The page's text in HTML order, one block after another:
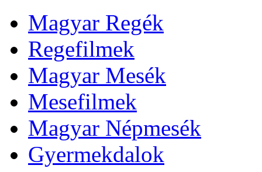
Magyar Regék
Regefilmek
Magyar Mesék
Mesefilmek
Magyar Népmesék
Gyermekdalok